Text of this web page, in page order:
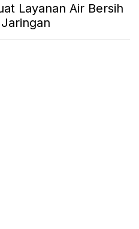
Layanan Air Bersih